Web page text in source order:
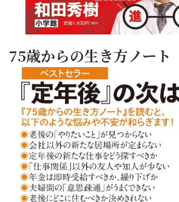
75歳からの生き方ノート